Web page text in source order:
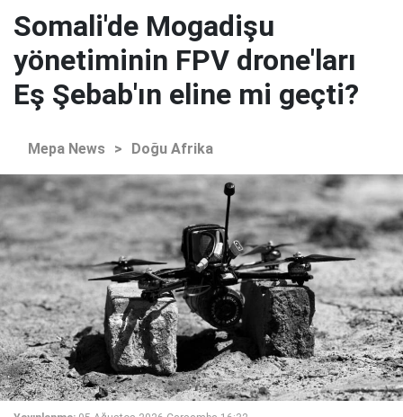
Somali'de Mogadişu
yönetiminin FPV drone'ları
Eş Şebab'ın eline mi geçti?
Mepa News > Doğu Afrika